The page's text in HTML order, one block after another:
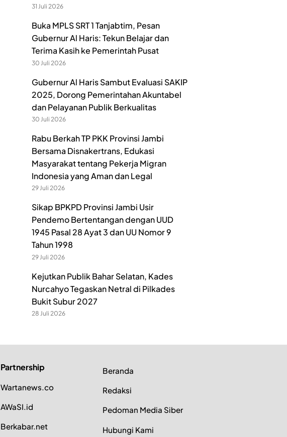
31 Juli 2026
Buka MPLS SRT 1 Tanjabtim, Pesan
Gubernur Al Haris: Tekun Belajar dan
Terima Kasih ke Pemerintah Pusat
30 Juli 2026
Gubernur Al Haris Sambut Evaluasi SAKIP
2025, Dorong Pemerintahan Akuntabel
dan Pelayanan Publik Berkualitas
30 Juli 2026
Rabu Berkah TP PKK Provinsi Jambi
Bersama Disnakertrans, Edukasi
Masyarakat tentang Pekerja Migran
Indonesia yang Aman dan Legal
29 Juli 2026
Sikap BPKPD Provinsi Jambi Usir
Pendemo Bertentangan dengan UUD
1945 Pasal 28 Ayat 3 dan UU Nomor 9
Tahun 1998
29 Juli 2026
Kejutkan Publik Bahar Selatan, Kades
Nurcahyo Tegaskan Netral di Pilkades
Bukit Subur 2027
28 Juli 2026
Partnership
Wartanews.co
AWaSI.id
Berkabar.net
Beranda
Redaksi
Pedoman Media Siber
Hubungi Kami